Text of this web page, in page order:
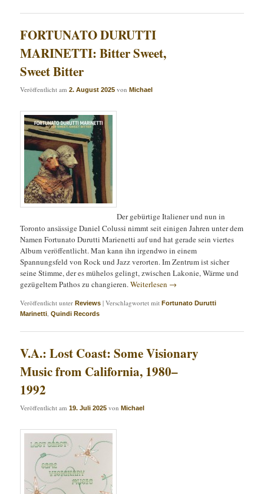
FORTUNATO DURUTTI
MARINETTI: Bitter Sweet,
Sweet Bitter
Veröffentlicht am2. August 2025 vonMichael
Der gebürtige Italiener und nun in
Toronto ansässige Daniel Colussi nimmt seit einigen Jahren unter dem
Namen Fortunato Durutti Marienetti auf und hat gerade sein viertes
Album veröffentlicht. Man kann ihn irgendwo in einem
Spannungsfeld von Rock und Jazz verorten. Im Zentrum ist sicher
seine Stimme, der es mühelos gelingt, zwischen Lakonie, Wärme und
gezügeltem Pathos zu changieren.Weiterlesen →
Veröffentlicht unter Reviews |Verschlagwortet mit Fortunato Durutti
Marinetti ,Quindi Records
V.A.: Lost Coast: Some Visionary
Music from California, 1980–
1992
Veröffentlicht am19. Juli 2025 vonMichael